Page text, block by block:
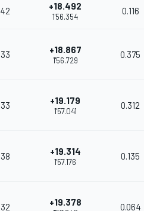
42 +18.492
1'56.354
0.116
33 +18.867
1'56.729
0.375
33 +19.179
1'57.041
0.312
38 +19.314
1'57.176
0.135
32 +19.378 0.064